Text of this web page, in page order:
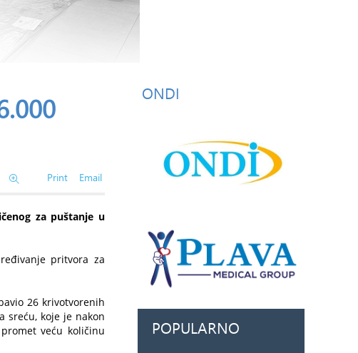
Print Email
za puštanje u
pritvora za
26 krivotvorenih
sreću, koje je nakon
veću količinu
ONDI
POPULARNO